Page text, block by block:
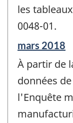
les
0048-01.
Période
de
référence
de
-
mars 2018
À partir de
données
l'Enquête